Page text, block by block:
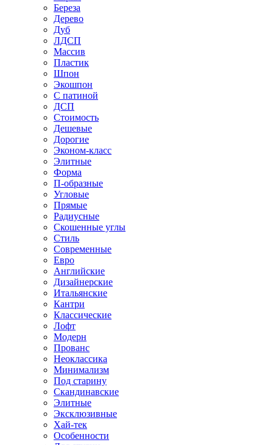
Береза
Дерево
Дуб
ЛДСП
Массив
Пластик
Шпон
Экошпон
С патиной
ДСП
Стоимость
Дешевые
Дорогие
Эконом-класс
Элитные
Форма
П-образные
Угловые
Прямые
Радиусные
Скошенные углы
Стиль
Современные
Евро
Английские
Дизайнерские
Итальянские
Кантри
Классические
Лофт
Модерн
Прованс
Неоклассика
Минимализм
Под старину
Скандинавские
Элитные
Эксклюзивные
Хай-тек
Особенности